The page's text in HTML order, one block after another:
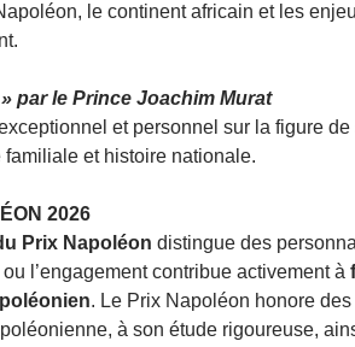
le continent africain et les
par le Prince Joachim Murat
et personnel sur la figure
familiale et histoire nationale.
2026
Prix Napoléon distingue des
l’engagement contribue activement à
. Le Prix Napoléon honore
à son étude rigoureuse,